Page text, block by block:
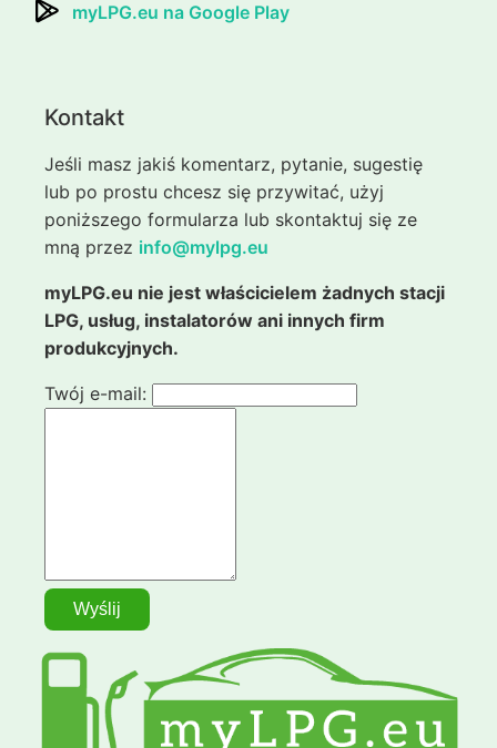
myLPG.eu na Google Play
Kontakt
Jeśli masz jakiś komentarz, pytanie, sugestię
lub po prostu chcesz się przywitać, użyj
poniższego formularza lub skontaktuj się ze
mną przez info@mylpg.eu
myLPG.eu nie jest właścicielem żadnych stacji
LPG, usług, instalatorów ani innych firm
produkcyjnych.
Twój e-mail: